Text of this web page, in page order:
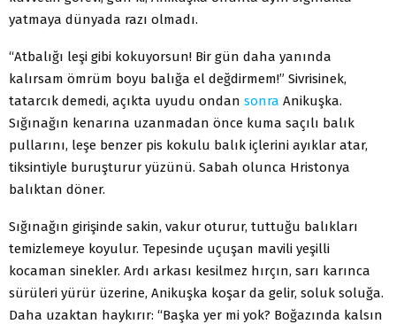
yatmaya dünyada razı olmadı.
“Atbalığı leşi gibi kokuyorsun! Bir gün daha yanında
kalırsam ömrüm boyu balığa el değdirmem!” Sivrisinek,
tatarcık demedi, açıkta uyudu ondan sonra Anikuşka.
Sığınağın kenarına uzanmadan önce kuma saçılı balık
pullarını, leşe benzer pis kokulu balık içlerini ayıklar atar,
tiksintiyle buruşturur yüzünü. Sabah olunca Hristonya
balıktan döner.
Sığınağın girişinde sakin, vakur oturur, tuttuğu balıkları
temizlemeye koyulur. Tepesinde uçuşan mavili yeşilli
kocaman sinekler. Ardı arkası kesilmez hırçın, sarı karınca
sürüleri yürür üzerine, Anikuşka koşar da gelir, soluk soluğa.
Daha uzaktan haykırır: “Başka yer mi yok? Boğazında kalsın